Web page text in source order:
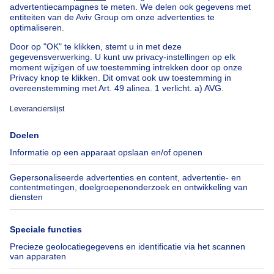
Huis te koop goedkoop in Watermaal-Bosvoorde
Onze huizen buiten BelgiëHuis te koop Frankrijk
Huis te koop Spanje
Huis te koop Luxemburg
Huis te koop Nederland
Over
Immoweb
Pers
Jobs
Axel Springer Group
SeLoger.com
Immowelt.de
Tools
Belfius
Verzekeringen
Verhuis checklist
Hulp
Veelgestelde vragen
Volg ons